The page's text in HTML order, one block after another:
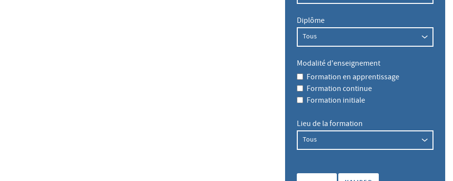
Diplôme
Modalité d'enseignement
Formation en apprentissage
Formation continue
Formation initiale
Lieu de la formation